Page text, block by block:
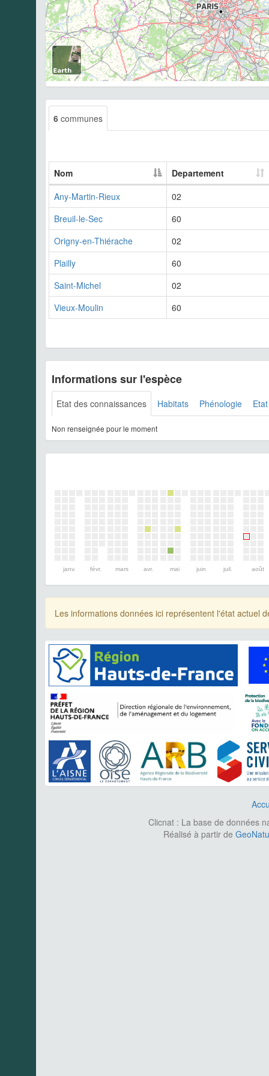
6 communes
Nom
Departement
Any-Martin-Rieux
02
Breuil-le-Sec
60
Origny-en-Thiérache
02
Plailly
60
Saint-Michel
02
Vieux-Moulin
60
Informations sur l'espèce
Etat des connaissances Habitats Phénologie
Non renseignée pour le moment
janv. févr. mars avr. mai juin juil. août
Les informations données ici représentent l'état actuel
Clicnat : La base de données
Réalisé à partir de